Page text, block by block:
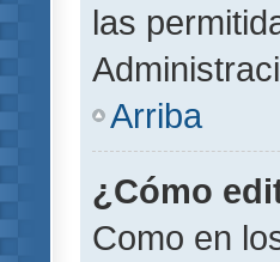
las
Arriba
¿Cómo
Como en